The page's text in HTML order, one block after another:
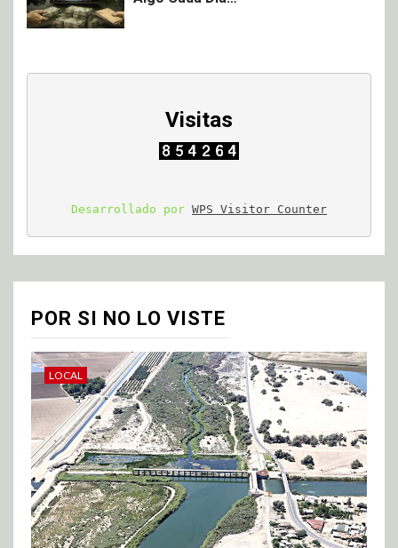
Visitas
Desarrollado por WPS Visitor Counter
POR SI NO LO VISTE
LOCAL